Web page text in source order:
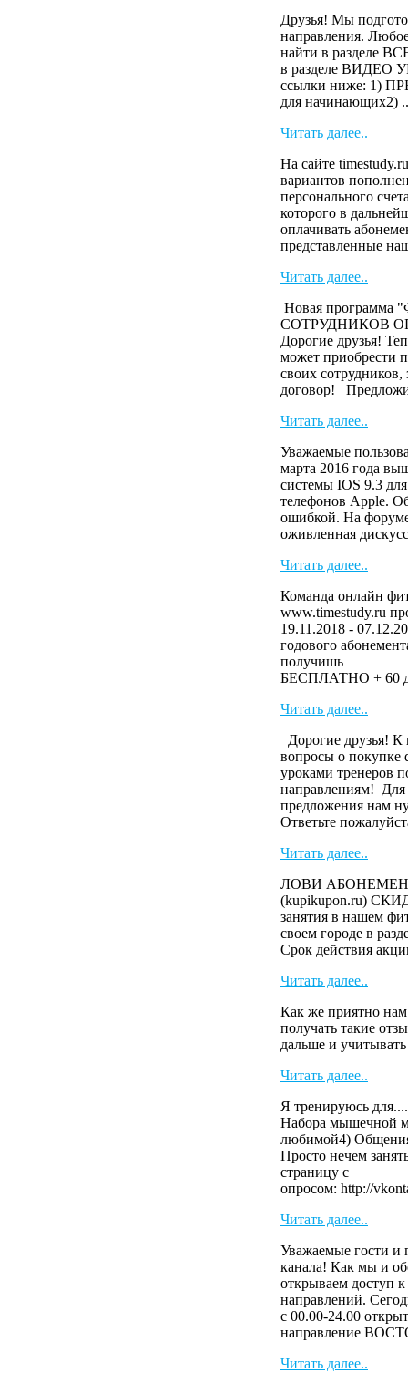
Друзья! Мы
направления.
найти в разделе
в разделе ВИДЕО
ссылки ниже: 1)
для начинающих2)
Читать далее..
На сайте
вариантов
персонального
которого в
оплачивать
представленные
Читать далее..
Новая
СОТРУДНИКОВ
Дорогие друзья!
может приобрести
своих
договор!
Читать далее..
Уважаемые
марта 2016 года
системы IOS 9.3
телефонов Apple.
ошибкой. На
оживленная
Читать далее..
Команда онлайн
www.timestudy.ru
19.11.2018 -
годового
БЕСПЛАТНО + 60
Читать далее..
Дорогие друзья! К
вопросы о покупке
уроками тренеров
направлениям! Для
предложения нам
Ответьте
Читать далее..
ЛОВИ АБОНЕМЕНТ
(kupikupon.ru)
занятия в нашем
своем городе в
Cрок действия
Читать далее..
Как же приятно
получать такие
дальше и
Читать далее..
Я тренируюсь
Набора мышечной
любимой4)
Просто нечем
страницу с
опросом: http://
Читать далее..
Уважаемые гости и
канала! Как мы и
открываем доступ
направлений.
с 00.00-24.00
направление
Читать далее..